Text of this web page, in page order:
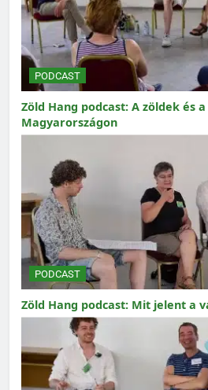
PODCAST
Zöld Hang podcast: A zöldek és
Magyarországon
PODCAST
Zöld Hang podcast: Mit jelent a